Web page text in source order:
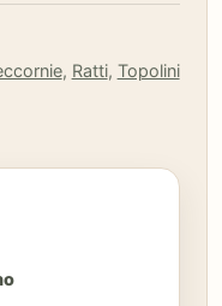
, Ratti, Topolini